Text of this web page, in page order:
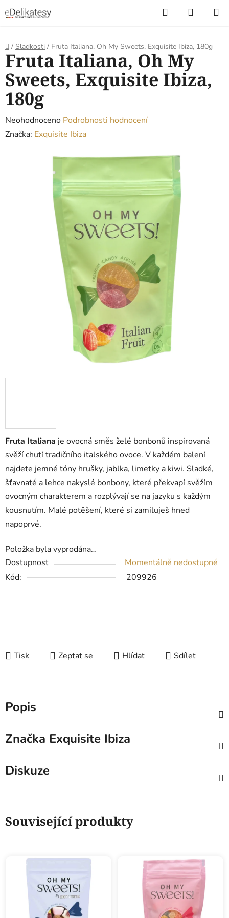
na
obsah
Hledat
KOŠÍK
Domů
/ Sladkosti / Fruta Italiana, Oh My Sweets, Exquisite Ibiza, 180g
Fruta Italiana je ovocná směs želé bonbonů inspirovaná
svěží chutí tradičního italského ovoce. V každém balení
najdete jemné tóny hrušky, jablka, limetky a kiwi. Sladké,
šťavnaté a lehce nakyslé bonbony, které překvapí svěžím
ovocným charakterem a rozplývají se na jazyku s každým
kousnutím. Malé potěšení, které si zamiluješ hned
napoprvé.
Položka byla vyprodána…
Dostupnost
Momentálně nedostupné
Kód:
209926
Tisk Zeptat se Hlídat Sdílet
Fruta Italiana, Oh My
Sweets, Exquisite Ibiza,
180g
Průměrné
hodnocení
Neohodnoceno Podrobnosti hodnocení
Značka: Exquisite Ibiza
Popis
Značka Exquisite Ibiza
Diskuze
Související produkty